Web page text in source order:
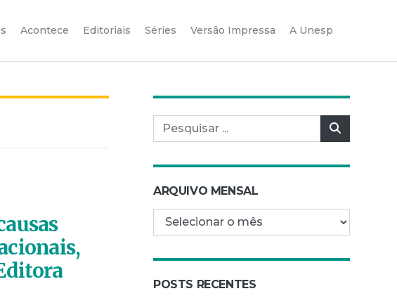
Acontece Editoriais Séries Versão Impressa A Unesp
Pesquisar por:
ARQUIVO MENSAL
Arquivo mensal
POSTS RECENTES